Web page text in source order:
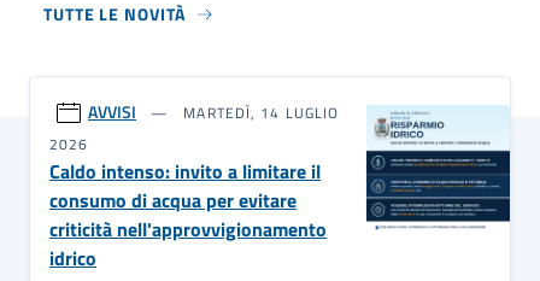
TUTTE LE NOVITÀ
AVVISI
MARTEDÌ, 14 LUGLIO
2026
Caldo intenso: invito a limitare il
consumo di acqua per evitare
criticità nell'approvvigionamento
idrico